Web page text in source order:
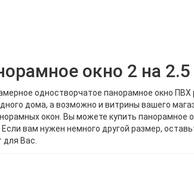
окно 2 на
одностворчатое панорамное окно
дома, а возможно и витрины вашего
окон. Вы можете купить панорамное
вам нужен немного другой размер,
для Вас.